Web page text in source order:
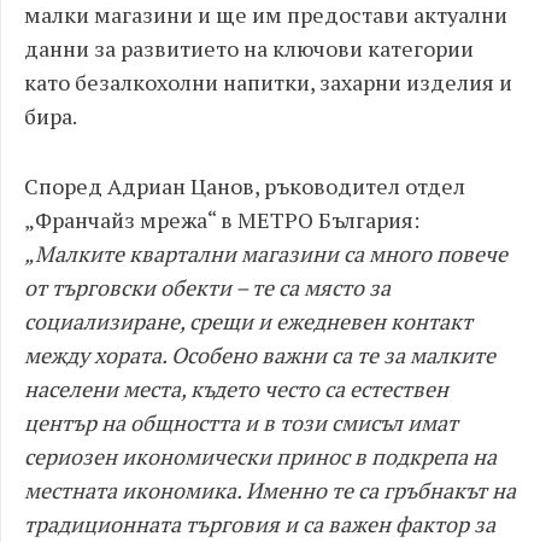
малки магазини и ще им предостави актуални
данни за развитието на ключови категории
като безалкохолни напитки, захарни изделия и
бира.
Според Адриан Цанов, ръководител отдел
„Франчайз мрежа“ в МЕТРО България:
„Малките квартални магазини са много повече
от търговски обекти – те са място за
социализиране, срещи и ежедневен контакт
между хората. Особено важни са те за малките
населени места, където често са естествен
център на общността и в този смисъл имат
сериозен икономически принос в подкрепа на
местната икономика. Именно те са гръбнакът на
традиционната търговия и са важен фактор за